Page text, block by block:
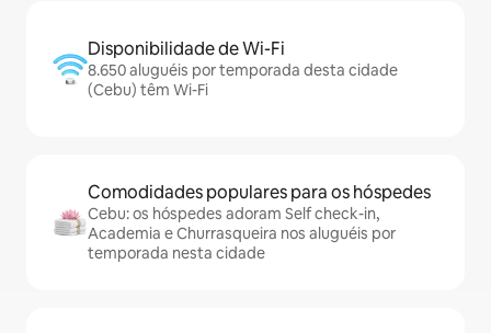
Disponibilidade de Wi-Fi
8.650 aluguéis por temporada desta cidade
(Cebu) têm Wi-Fi
Comodidades populares para os hóspedes
Cebu: os hóspedes adoram Self check-in,
Academia e Churrasqueira nos aluguéis por
temporada nesta cidade